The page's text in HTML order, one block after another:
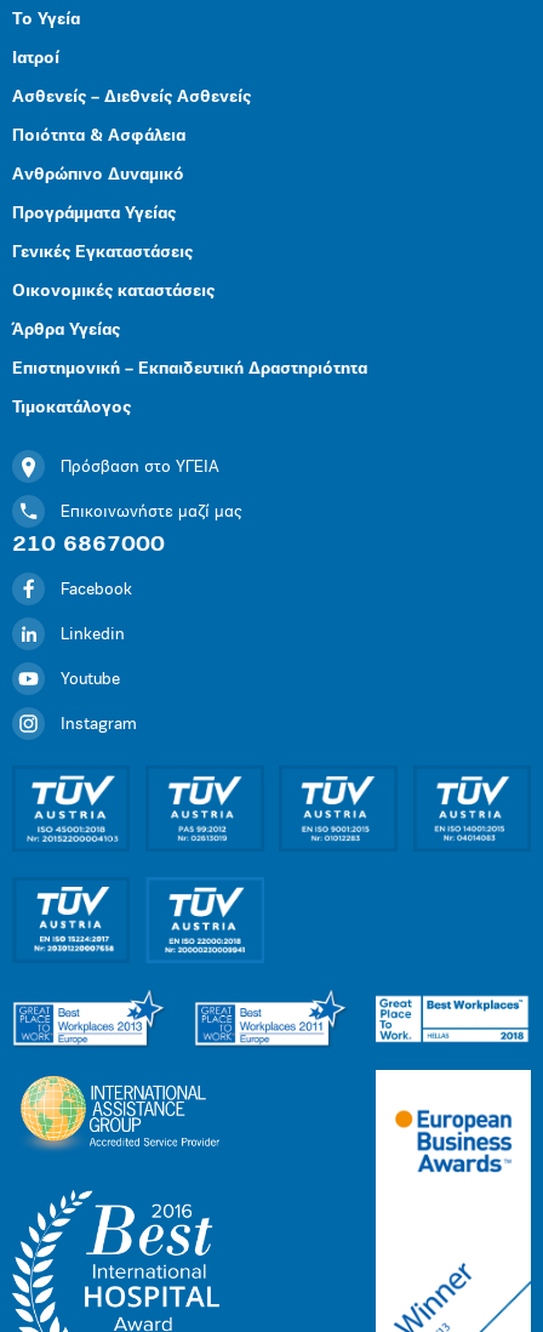
Το Υγεία
Ιατροί
Ασθενείς – Διεθνείς Ασθενείς
Ποιότητα & Ασφάλεια
Ανθρώπινο Δυναμικό
Προγράμματα Υγείας
Γενικές Εγκαταστάσεις
Οικονομικές καταστάσεις
Άρθρα Υγείας
Επιστημονική – Εκπαιδευτική Δραστηριότητα
Τιμοκατάλογος
Πρόσβαση στο ΥΓΕΙΑ
Επικοινωνήστε μαζί μας
210 6867000
Facebook
Linkedin
Youtube
Instagram